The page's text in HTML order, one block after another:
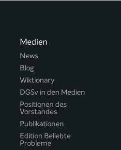
Medien
News
Blog
Wiktionary
DGSv in den Medien
Positionen des
Vorstandes
Publikationen
Edition Beliebte
Probleme